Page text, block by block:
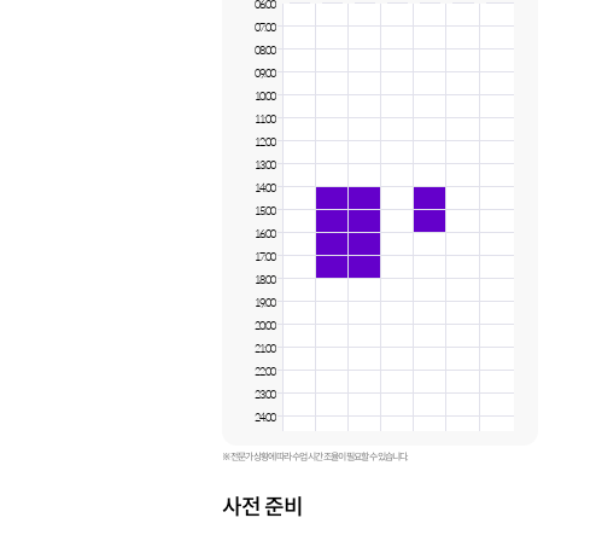
06:00
07:00
08:00
09:00
10:00
11:00
12:00
13:00
14:00
15:00
16:00
17:00
18:00
19:00
20:00
21:00
22:00
23:00
24:00
※ 전문가 상황에 따라 수업 시간 조율이 필요할 수 있습니다.
사전 준비